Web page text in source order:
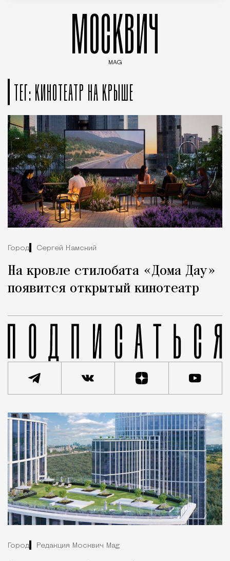
МОСКВИЧ
MAG
ТЕГ: КИНОТЕАТР НА КРЫШЕ
Город Сергей Камский
На кровле стилобата «Дома Дау»
появится открытый кинотеатр
Город Редакция Москвич Mag